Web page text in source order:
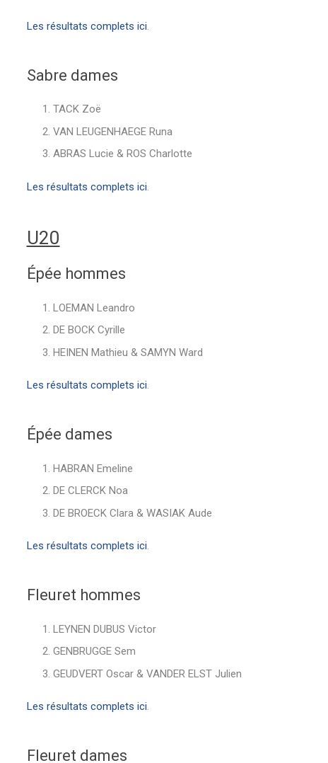
Les résultats complets ici
Sabre dames
TACK Zoë
VAN LEUGENHAEGE Runa
ABRAS Lucie & ROS Charlotte
Les résultats complets ici
U20
Épée hommes
LOEMAN Leandro
DE BOCK Cyrille
HEINEN Mathieu & SAMYN Ward
Les résultats complets ici.
Épée dames
HABRAN Emeline
DE CLERCK Noa
DE BROECK Clara & WASIAK Aude
Les résultats complets ici.
Fleuret hommes
LEYNEN DUBUS Victor
GENBRUGGE Sem
GEUDVERT Oscar & VANDER ELST Julien
Les résultats complets ici.
Fleuret dames